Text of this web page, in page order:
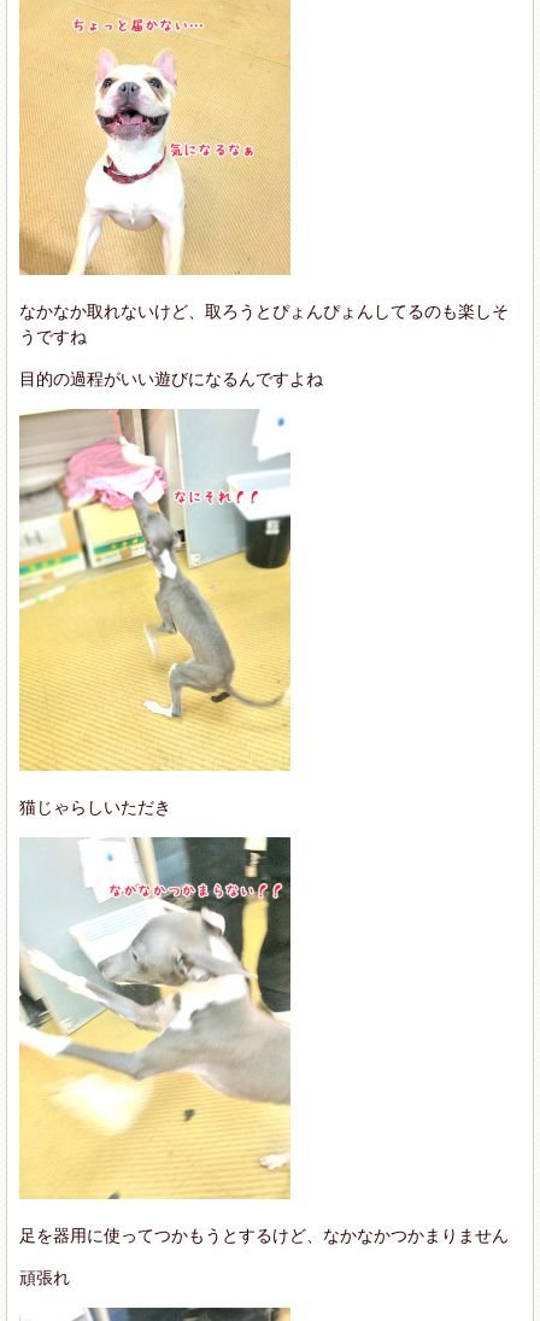
なかなか取れないけど、取ろうとぴょんぴょんしてるのも楽しそ
うですね
目的の過程がいい遊びになるんですよね
猫じゃらしいただき
足を器用に使ってつかもうとするけど、なかなかつかまりません
頑張れ